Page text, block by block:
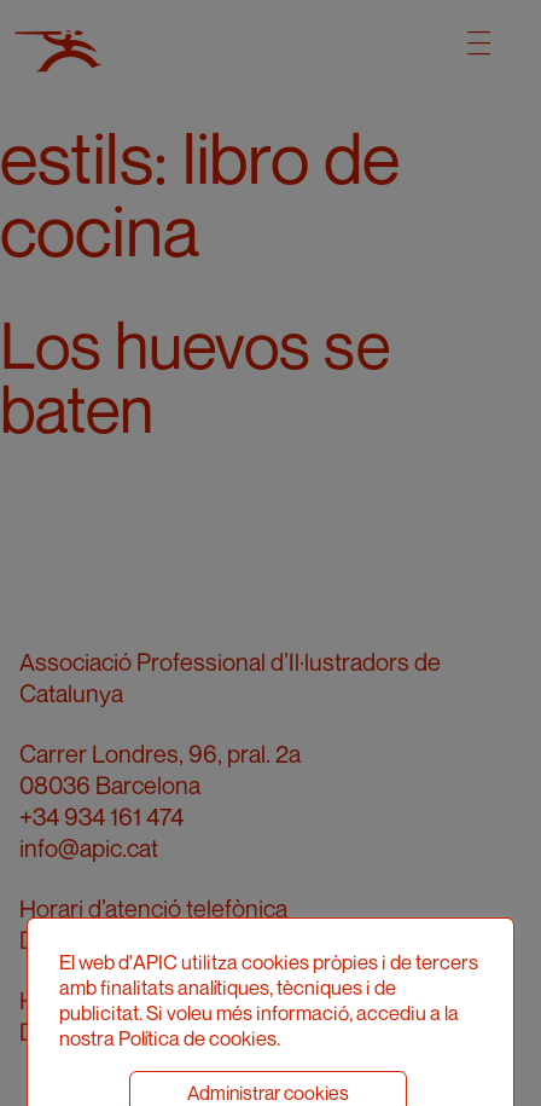
estils: libro de
cocina
Los huevos se
baten
Associació Professional d’Il·lustradors de
Catalunya
Carrer Londres, 96, pral. 2a
08036 Barcelona
+34 934 161 474
info@apic.cat
Horari d’atenció telefònica
De dilluns a divendres de 10 a 14h
Horari d’atenció presencial
Demanar cita prèvia
El web d'APIC utilitza cookies pròpies i de tercers
amb finalitats analítiques, tècniques i de
publicitat. Si voleu més informació, accediu a la
nostra Política de cookies.
Administrar cookies